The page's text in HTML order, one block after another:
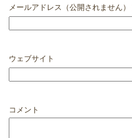
メールアドレス（公開されません）
ウェブサイト
コメント